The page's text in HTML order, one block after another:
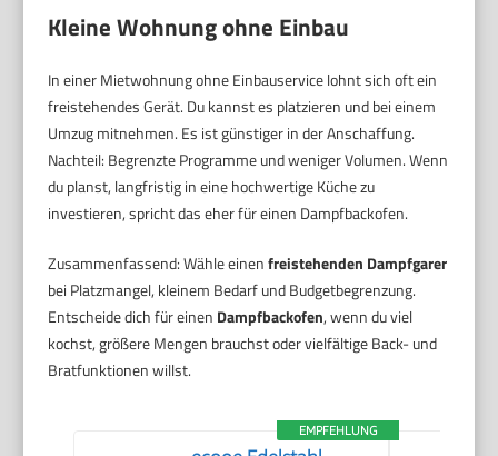
Kleine Wohnung ohne Einbau
In einer Mietwohnung ohne Einbauservice lohnt sich oft ein
freistehendes Gerät. Du kannst es platzieren und bei einem
Umzug mitnehmen. Es ist günstiger in der Anschaffung.
Nachteil: Begrenzte Programme und weniger Volumen. Wenn
du planst, langfristig in eine hochwertige Küche zu
investieren, spricht das eher für einen Dampfbackofen.
Zusammenfassend: Wähle einenfreistehenden Dampfgarer
bei Platzmangel, kleinem Bedarf und Budgetbegrenzung.
Entscheide dich für einen Dampfbackofen, wenn du viel
kochst, größere Mengen brauchst oder vielfältige Back- und
Bratfunktionen willst.
EMPFEHLUNG